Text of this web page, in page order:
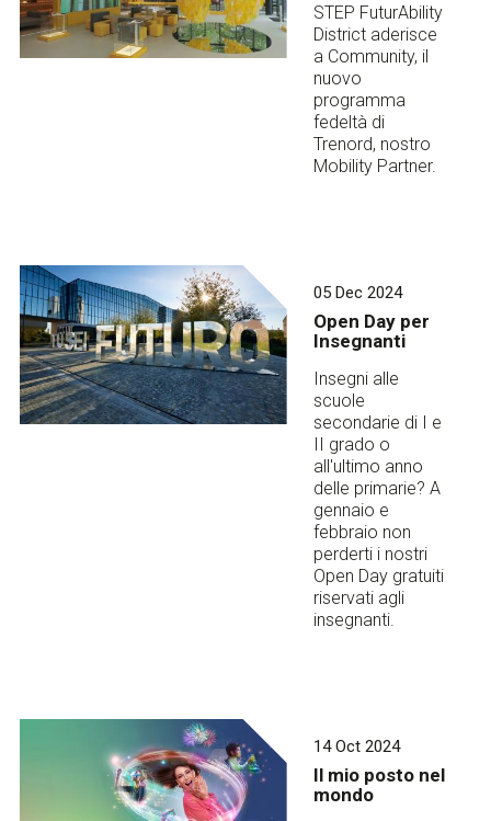
STEP FuturAbility
District aderisce
a Community, il
nuovo
programma
fedeltà di
Trenord, nostro
Mobility Partner.
05 Dec 2024
Open Day per
Insegnanti
Insegni alle
scuole
secondarie di I e
II grado o
all'ultimo anno
delle primarie? A
gennaio e
febbraio non
perderti i nostri
Open Day gratuiti
riservati agli
insegnanti.
14 Oct 2024
Il mio posto nel
mondo